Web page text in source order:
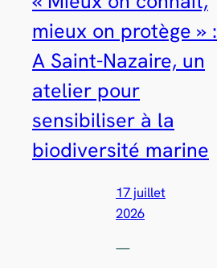
mieux on protège » :
A Saint-Nazaire, un
atelier pour
sensibiliser à la
biodiversité marine
17 juillet
2026
—